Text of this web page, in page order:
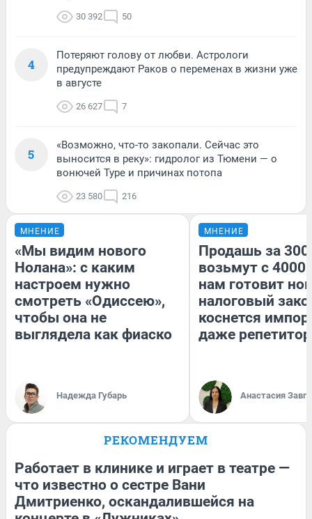
30 392 50
4
Потеряют голову от любви. Астрологи
предупреждают Раков о переменах в жизни уже
в августе
26 627 7
5
«Возможно, что-то закопали. Сейчас это
выносится в реку»: гидролог из Тюмени — о
вонючей Туре и причинах потопа
23 580 216
МНЕНИЕ
«Мы видим нового
Нолана»: с каким
настроем нужно
смотреть «Одиссею»,
чтобы она не
выглядела как фиаско
Надежда Губарь
МНЕНИЕ
Продашь за
возьмут с
нам готовит
налоговый
коснется
даже
Анастасия
РЕКОМЕНДУЕМ
Работает в клинике и играет в театре —
что известно о сестре Вани
Дмитриенко, оскандалившейся на